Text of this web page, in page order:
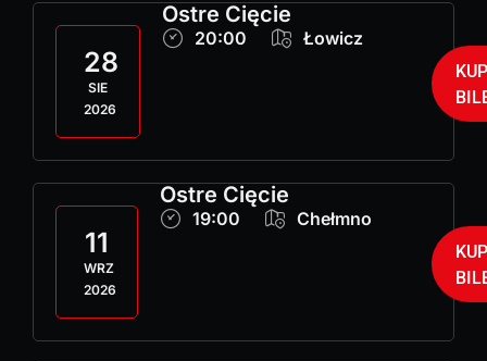
28
SIE
2026
Ostre Cięcie
20:00 Łowicz
KUP
11
WRZ
2026
Ostre Cięcie
19:00 Chełmno
KUP